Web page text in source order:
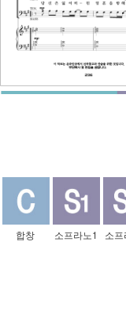
합창 소프라노1 소